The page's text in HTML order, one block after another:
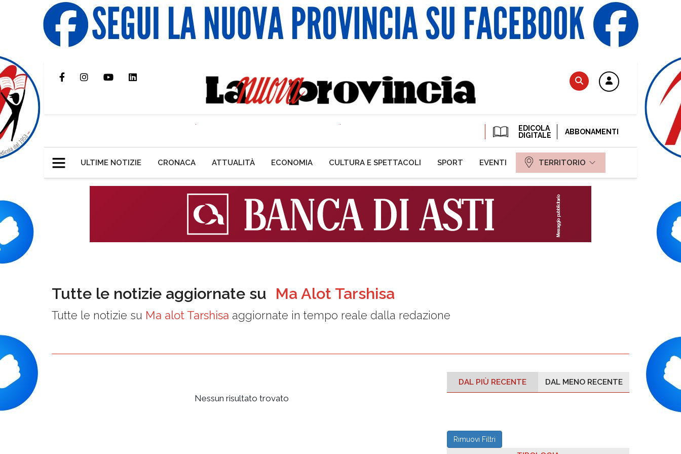
EDICOLA
DIGITALE
ABBONAMENTI
ULTIME NOTIZIE CRONACA ATTUALITÀ ECONOMIA CULTURA E SPETTACOLI SPORT EVENTI TERRITORIO
Tutte le notizie aggiornate su Ma Alot Tarshisa
Tutte le notizie su Ma alot Tarshisa aggiornate in tempo reale dalla redazione
Nessun risultato trovato
DAL PIÙ RECENTE DAL MENO RECENTE
Rimuovi Filtri